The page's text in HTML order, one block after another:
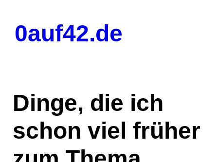
Inhalt
springen
0auf42.de
Dinge, die ich
schon viel früher